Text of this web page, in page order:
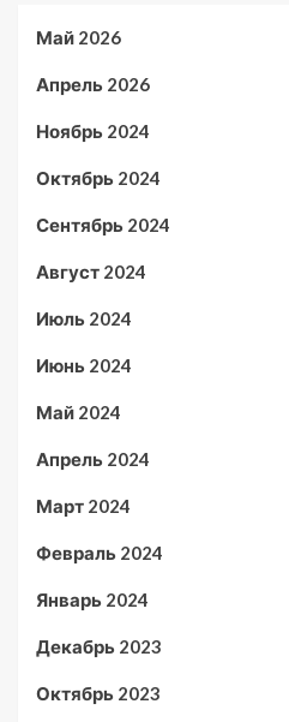
Май 2026
Апрель 2026
Ноябрь 2024
Октябрь 2024
Сентябрь 2024
Август 2024
Июль 2024
Июнь 2024
Май 2024
Апрель 2024
Март 2024
Февраль 2024
Январь 2024
Декабрь 2023
Октябрь 2023